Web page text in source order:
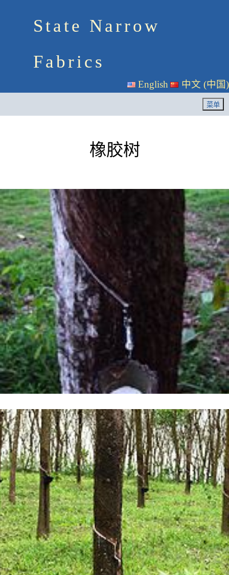
State Narrow
Fabrics
English 中文 (中国)
橡胶树